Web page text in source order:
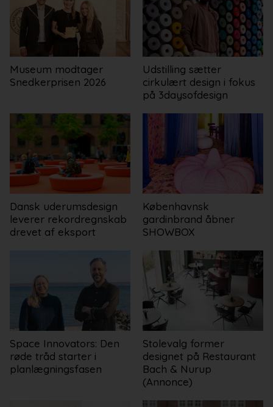
Museum modtager
Snedkerprisen 2026
Udstilling sætter
cirkulært design i fokus
på 3daysofdesign
Dansk uderumsdesign
leverer rekordregnskab
drevet af eksport
Københavnsk
gardinbrand åbner
SHOWBOX
Space Innovators: Den
røde tråd starter i
planlægningsfasen
Stolevalg former
designet på Restaurant
Bach & Nurup
(Annonce)